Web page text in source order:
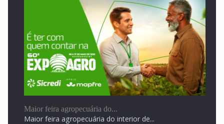
Maior feira agropecuária do...
Maior feira agropecuária do interior de...